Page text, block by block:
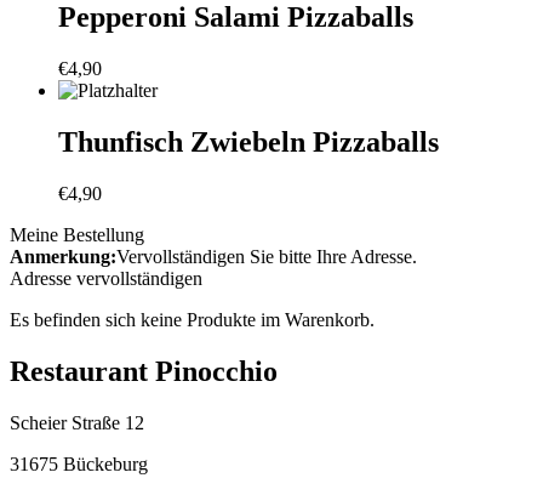
Pepperoni Salami Pizzaballs
€4,90
Thunfisch Zwiebeln Pizzaballs
€4,90
Meine Bestellung
Anmerkung:Vervollständigen Sie bitte Ihre Adresse.
Adresse vervollständigen
Es befinden sich keine Produkte im Warenkorb.
Restaurant Pinocchio
Scheier Straße 12
31675 Bückeburg